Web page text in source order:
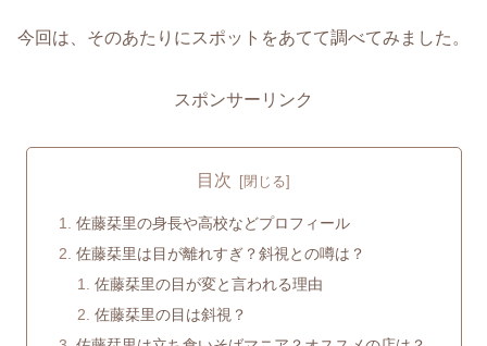
今回は、そのあたりにスポットをあてて調べてみました。
スポンサーリンク
目次
佐藤栞里の身長や高校などプロフィール
佐藤栞里は目が離れすぎ？斜視との噂は？
佐藤栞里の目が変と言われる理由
佐藤栞里の目は斜視？